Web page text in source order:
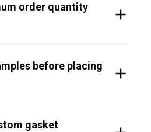
order quantity
before placing
gasket